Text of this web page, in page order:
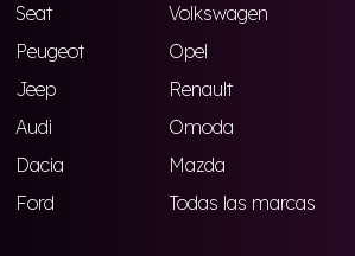
Seat
Volkswagen
Peugeot
Opel
Jeep
Renault
Audi
Omoda
Dacia
Mazda
Ford Todas las marcas